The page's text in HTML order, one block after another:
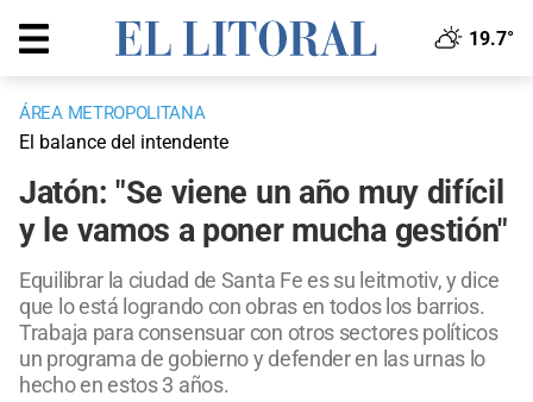
19.7°
ÁREA METROPOLITANA
El balance del intendente
Jatón: "Se viene un año muy difícil
y le vamos a poner mucha gestión"
Equilibrar la ciudad de Santa Fe es su leitmotiv, y dice
que lo está logrando con obras en todos los barrios.
Trabaja para consensuar con otros sectores políticos
un programa de gobierno y defender en las urnas lo
hecho en estos 3 años.